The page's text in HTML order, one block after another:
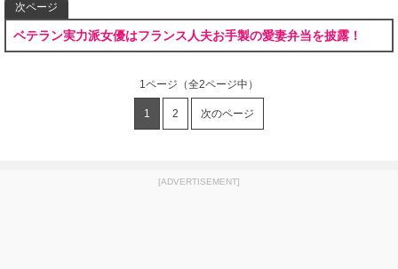
次ページ
ベテラン実力派女優はフランス人夫お手製の愛妻弁当を披露！
1ページ （全2ページ中）
1 2 次のページ
[ADVERTISEMENT]